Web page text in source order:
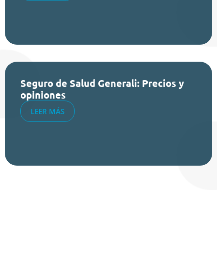
Seguro de Salud Generali: Precios y
opiniones
LEER MÁS